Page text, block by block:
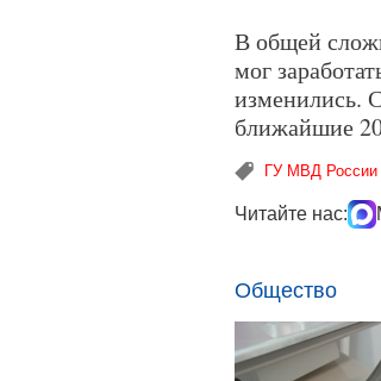
В общей
мог
изменились.
ближайшие
ГУ МВД России
Читайте нас:
Общество